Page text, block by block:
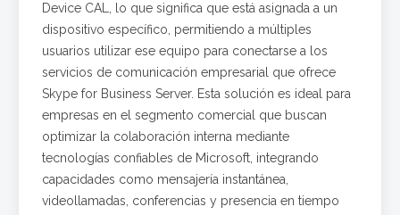
Device CAL, lo que significa que está asignada a un
dispositivo específico, permitiendo a múltiples
usuarios utilizar ese equipo para conectarse a los
servicios de comunicación empresarial que ofrece
Skype for Business Server. Esta solución es ideal para
empresas en el segmento comercial que buscan
optimizar la colaboración interna mediante
tecnologías confiables de Microsoft, integrando
capacidades como mensajería instantánea,
videollamadas, conferencias y presencia en tiempo